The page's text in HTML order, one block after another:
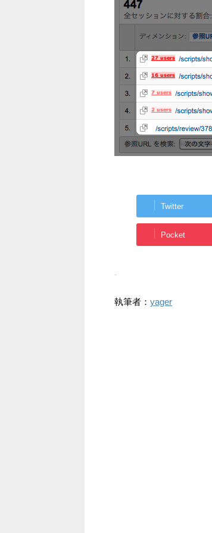
Twitter
Pocket
-
執筆者： yager